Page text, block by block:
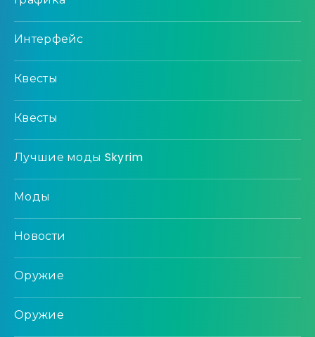
Интерфейс
Квесты
Квесты
Лучшие моды Skyrim
Моды
Новости
Оружие
Оружие